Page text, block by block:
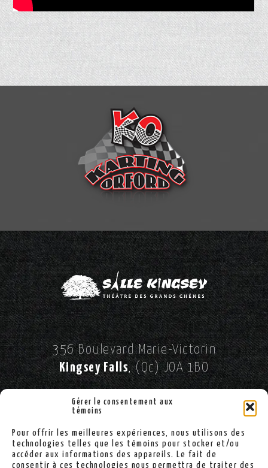
Gérer le consentement aux
témoins
Pour offrir les meilleures expériences, nous utilisons des
technologies telles que les témoins pour stocker et/ou
accéder aux informations des appareils. Le fait de
consentir à ces technologies nous permettra de traiter des
356 Boulevard Marie-Victorin
Kingsey Falls, (Qc) JOA 1BO
SUIVEZ-NOUS SUR FACEBOOK!
(819) 363-2900